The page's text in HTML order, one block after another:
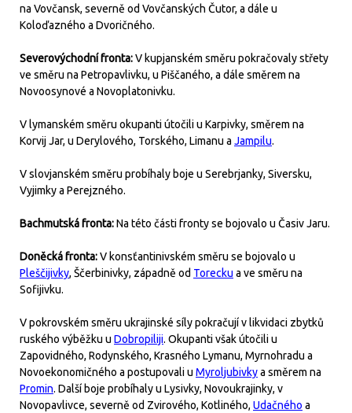
na Vovčansk, severně od Vovčanských Čutor, a dále u
Koloďazného a Dvoričného.
Severovýchodní fronta:V kupjanském směru pokračovaly střety
ve směru na Petropavlivku, u Piščaného, a dále směrem na
Novoosynové a Novoplatonivku.
V lymanském směru okupanti útočili u Karpivky, směrem na
Korvij Jar, u Derylového, Torského, Limanu a Jampilu.
V slovjanském směru probíhaly boje u Serebrjanky, Siversku,
Vyjimky a Perejzného.
Bachmutská fronta:Na této části fronty se bojovalo u Časiv Jaru.
Doněcká fronta:V konsťantinivském směru se bojovalo u
Pleščijivky, Ščerbinivky, západně od Torecku a ve směru na
Sofijivku.
V pokrovském směru ukrajinské síly pokračují v likvidaci zbytků
ruského výběžku u Dobropiliji. Okupanti však útočili u
Zapovidného, Rodynského, Krasného Lymanu, Myrnohradu a
Novoekonomičného a postupovali u Myroljubivkya směrem na
Promin. Další boje probíhaly u Lysivky, Novoukrajinky, v
Novopavlivce, severně od Zvirového, Kotliného, Udačného a